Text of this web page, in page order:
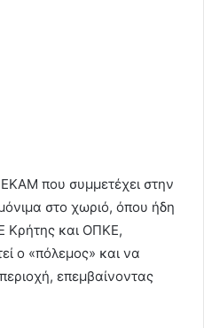
που συμμετέχει στην
στο χωριό, όπου ήδη
Κρήτης και ΟΠΚΕ,
ο «πόλεμος» και να
επεμβαίνοντας